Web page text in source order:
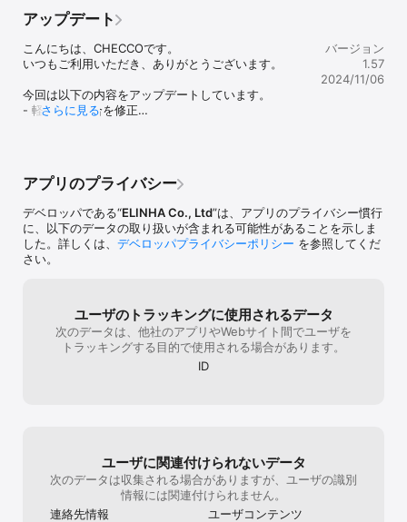
・自分の肌質などに合った専門的な分析に基づいた提案を受けたい
・コスメ・美容系YouTuberの動画をいつも見ている
たい
・韓国コスメプレゼントされたい
・日頃からコスメ関連の投稿をSNSでしている
・気に入ったメイク動画は何度も見たい
・今使っているコスメが自分に合うかチェックしたい
・韓国コスメを中心とした海外コスメの成分を見てみたい
- - - - - - - - 取り扱いカテゴリ- - - - - - - -
AI肌診断、肌診断、メイクアップ（口紅、リップティント、リップ
グロス、アイブロウ、アイライナー、アイシャドウ、チーク、マス
カラ、ハイライター）、ベースメイク（ファンデーション、化粧下
美容グッズなど
- - - - - - - -人気キーワード- - - - - - - -
肌分析、化粧品ランキング、ブランド、カテゴリ、Q＆A、口コミ、
- - - - - - - 取り扱いブランド- - - - - - - -
MISSHA（ミシャ）、 ETUDE（旧：エチュードハウス）、
CLIO（クリオ）、 rom&nd（ロムアンド）、 3CE（スリーシーイ
ー）、 stimmung（スティモン）、 A'pieu（アピュー）、
止してるよね？バレると消されるし確かに
Twitter、インスタ両方100といわるとTwitter
なんてもう伸びる要素ないので厳しいです
が、インスタは流行ってるので比較的容易か
なって思います。あと通知で当選通知来ると
いう説明もありますが、通知切ってても平気
です。しかし、フリコアプリ起動して当選し
てるか確認は必要です。当選美覚えておくか
ンもあるのでとても楽しみにしてるアプリで
す。フォロワ100ハードルありますがちゃん
としたアプリですよー
アップデート
こんにちは、CHECCOです。
いつもご利用いただき、ありがとうございます。
今回は以下の内容をアップデートしています。
- 軽微な不具合を修正
これからもCHECCOをよろしくお願いいたします。
さらに見る
バージョン
1.57
2024/11/06
アプリのプライバシー
デベロッパである“ELINHA Co., Ltd”は、アプリのプライバシー慣行
に、以下のデータの取り扱いが含まれる可能性があることを示しま
した。詳しくは、 デベロッパプライバシーポリシー を参照してくだ
さい。
ユーザのトラッキングに使用されるデータ
次のデータは、他社のアプリやWebサイト間でユーザを
トラッキングする目的で使用される場合があります。
ID
ユーザに関連付けられないデータ
次のデータは収集される場合がありますが、ユーザの識別
情報には関連付けられません。
連絡先情報
ユーザコンテンツ